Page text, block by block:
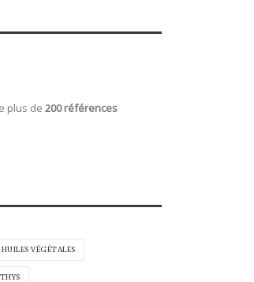
plus de 200 références
HUILES VÉGÉTALES